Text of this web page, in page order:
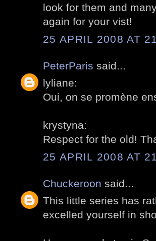
look for them and
again for your vist!
25 APRIL 2008 AT
PeterParis said...
lyliane:
Oui, on se promène
krystyna:
Respect for the old!
25 APRIL 2008 AT
Chuckeroon said...
This little series has
excelled yourself in